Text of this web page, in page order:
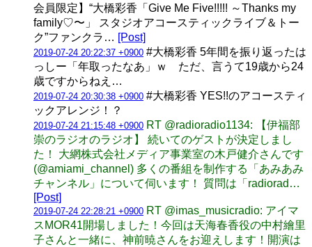
会員限定】“大橋彩香「Give Me Five!!!!! ～Thanks my
family♡〜」 スタジオアコースティックライブ＆トー
ク”ファンクラ… [Post]
2019-07-24 20:22:37 +0900 #大橋彩香 5年間を振り返ったは
っしー「年取ったなあ」ｗ ただ、言うて19歳から24
歳ですからねえ…
2019-07-24 20:30:38 +0900 #大橋彩香 YES!!のアコースティ
ックアレンジ！？
2019-07-24 21:15:48 +0900 RT @radioradio1134: 【伊福部
崇のラジオのラジオ】 続いてのゲストが決定しまし
た！ 大網株式会社メディア事業室の木戸健介さんです
(@amiami_channel) 多くの番組を制作する「あみあみ
チャンネル」について伺います！ 質問は「radiorad…
[Post]
2019-07-24 22:28:21 +0900 RT @imas_musicradio: アイマ
スMOR41開場しました！今回は天海春香役の中村繪里
子さんと一緒に、神前暁さんをお迎えします！開演は